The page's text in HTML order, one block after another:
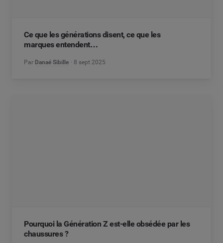
Ce que les générations disent, ce que les
marques entendent…
Par Danaé Sibille 8 sept 2025
Pourquoi la Génération Z est-elle obsédée par les
chaussures ?